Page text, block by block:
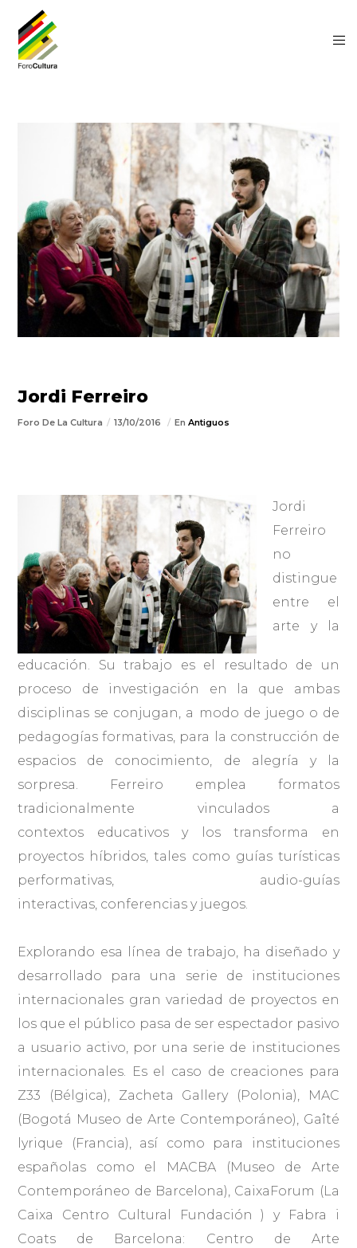
Jordi Ferreiro
Foro De La Cultura 13/10/2016 EnAntiguos
Jordi
Ferreiro
no
distingue
entre el
arte y la
educación. Su trabajo es el resultado de un
proceso de investigación en la que ambas
disciplinas se conjugan, a modo de juego o de
pedagogías formativas, para la construcción de
espacios de conocimiento, de alegría y la
sorpresa. Ferreiro emplea formatos
tradicionalmente vinculados a
contextos educativos y los transforma en
proyectos híbridos, tales como guías turísticas
performativas, audio-guías
interactivas, conferencias y juegos.
Explorando esa línea de trabajo, ha diseñado y
desarrollado para una serie de instituciones
internacionales gran variedad de proyectos en
los que el público pasa de ser espectador pasivo
a usuario activo, por una serie de instituciones
internacionales. Es el caso de creaciones para
Z33 (Bélgica), Zacheta Gallery (Polonia), MAC
(Bogotá Museo de Arte Contemporáneo), Gaîté
lyrique (Francia), así como para instituciones
españolas como el MACBA (Museo de Arte
Contemporáneo de Barcelona), CaixaForum (La
Caixa Centro Cultural Fundación ) y Fabra i
Coats de Barcelona: Centro de Arte